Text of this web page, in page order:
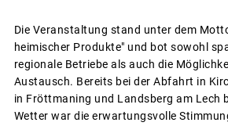
Die Veranstaltung stand unter dem
heimischer Produkte" und bot sowohl
regionale Betriebe als auch die
Austausch. Bereits bei der Abfahrt in
in Fröttmaning und Landsberg am Lech
Wetter war die erwartungsvolle